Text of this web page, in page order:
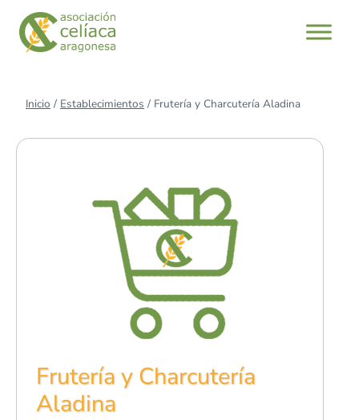
Saltar
contenido
Inicio / Establecimientos / Frutería y Charcutería Aladina
Frutería y Charcutería
Aladina